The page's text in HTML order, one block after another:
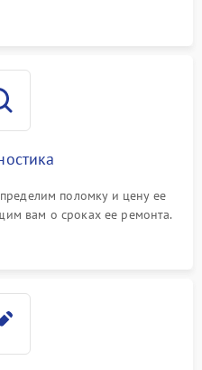
поломку и цену ее
вам о сроках ее ремонта.